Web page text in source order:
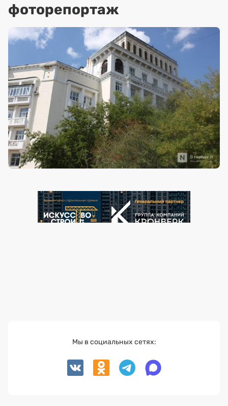
фоторепортаж
Мы в социальных сетях: